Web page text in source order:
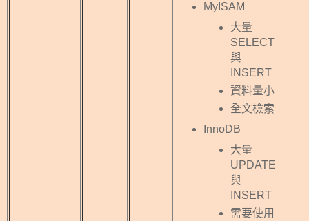
MyISAM
大量
SELECT
與
INSERT
資料量小
全文檢索
InnoDB
大量
UPDATE
與
INSERT
需要使用